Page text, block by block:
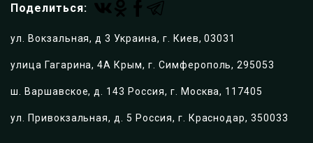
Поделиться:
ул. Вокзальная, д 3 Украина, г. Киев, 03031
улица Гагарина, 4А Крым, г. Симферополь, 295053
ш. Варшавское, д. 143 Россия, г. Москва, 117405
ул. Привокзальная, д. 5 Россия, г. Краснодар, 350033